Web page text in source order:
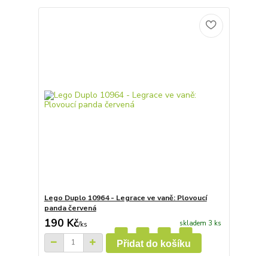
Lego Duplo 10964 - Legrace ve vaně: Plovoucí
panda červená
190 Kč/ks skladem 3 ks
Přidat do košíku